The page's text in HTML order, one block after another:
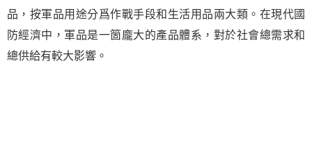
品，按軍品用途分爲作戰手段和生活用品兩大類。在現代國
防經濟中，軍品是一箇龐大的產品體系，對於社會總需求和
總供給有較大影響。